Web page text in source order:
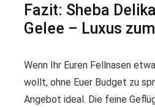
Fazit: Sheba
Gelee – Luxus
Wenn Ihr Euren Fellnasen
wollt, ohne Euer Budget zu
Angebot ideal. Die feine